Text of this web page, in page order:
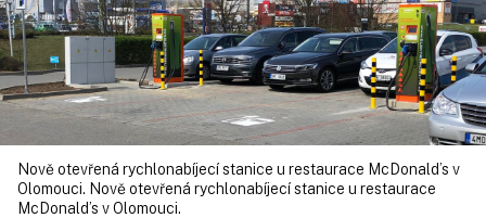
Nově otevřená rychlonabíjecí stanice u restaurace McDonald’s v
Olomouci. Nově otevřená rychlonabíjecí stanice u restaurace
McDonald’s v Olomouci.